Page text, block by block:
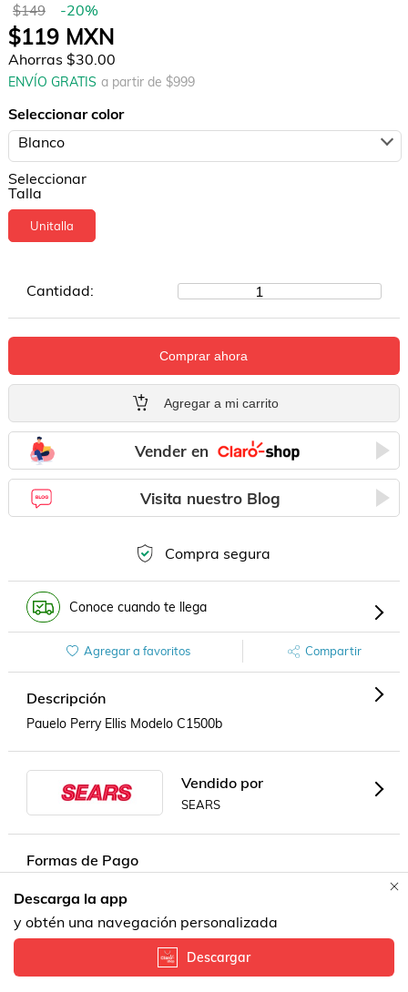
$149 -20%
$119MXN
Ahorras $30.00
ENVÍO GRATIS a partir de $999
Seleccionar color
Blanco
Seleccionar
Talla
Unitalla
Cantidad: 1
Comprar ahora
Agregar a mi carrito
Vender en
Visita nuestro Blog
Compra segura
Conoce cuando te llega
Agregar a favoritos Compartir
Descripción
Pauelo Perry Ellis Modelo C1500b
Vendido por
SEARS
Formas de Pago
Descarga la app
y obtén una navegación personalizada
Descargar